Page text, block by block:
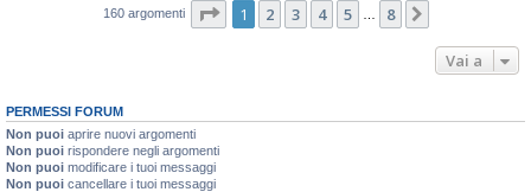
160 argomenti Pagina di
1 2 3 4 5 8
Vai a
PERMESSI FORUM
Non puoi aprire nuovi argomenti
Non puoi rispondere negli argomenti
Non puoi modificare i tuoi messaggi
Non puoi cancellare i tuoi messaggi